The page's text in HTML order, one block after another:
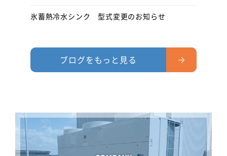
氷蓄熱冷水シンク 型式変更のお知らせ
ブログをもっと見る